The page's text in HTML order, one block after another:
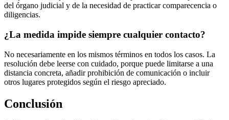
del órgano judicial y de la necesidad de practicar comparecencia o
diligencias.
¿La medida impide siempre cualquier contacto?
No necesariamente en los mismos términos en todos los casos. La
resolución debe leerse con cuidado, porque puede limitarse a una
distancia concreta, añadir prohibición de comunicación o incluir
otros lugares protegidos según el riesgo apreciado.
Conclusión